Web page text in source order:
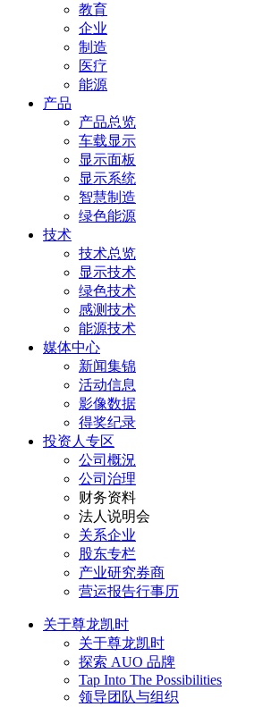
教育
企业
制造
医疗
能源
产品
产品总览
车载显示
显示面板
显示系统
智慧制造
绿色能源
技术
技术总览
显示技术
绿色技术
感测技术
能源技术
媒体中心
新闻集锦
活动信息
影像数据
得奖纪录
投资人专区
公司概況
公司治理
财务资料
法人说明会
关系企业
股东专栏
产业研究券商
营运报告行事历
关于尊龙凯时
关于尊龙凯时
探索 AUO 品牌
Tap Into The Possibilities
领导团队与组织